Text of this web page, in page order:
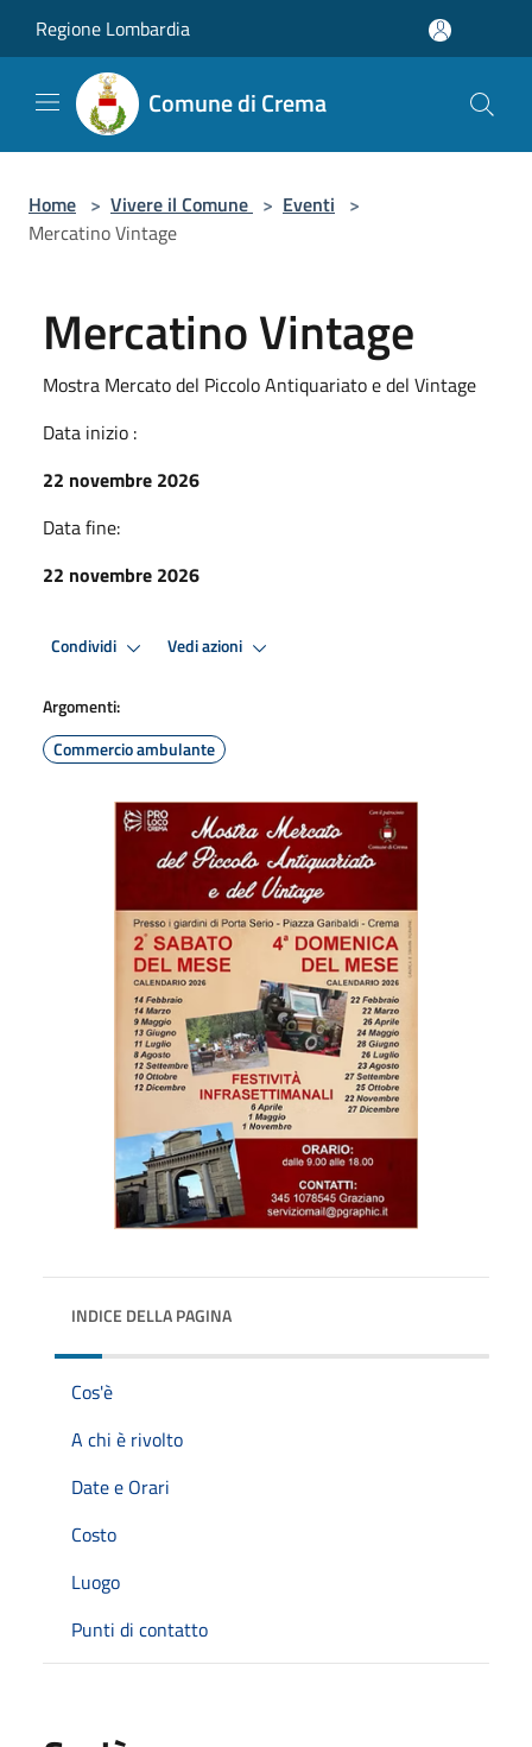
Regione Lombardia
Comune di Crema
Home > Vivere il Comune > Eventi >
Mercatino Vintage
Mercatino Vintage
Mostra Mercato del Piccolo Antiquariato e del Vintage
Data inizio :
22 novembre 2026
Data fine:
22 novembre 2026
Condividi Vedi azioni
Argomenti:
Commercio ambulante
INDICE DELLA PAGINA
Cos'è
A chi è rivolto
Date e Orari
Costo
Luogo
Punti di contatto